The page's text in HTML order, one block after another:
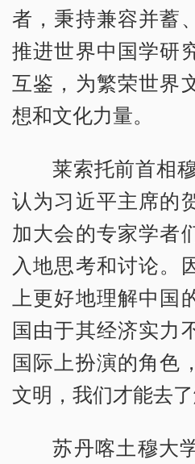
者，秉持兼容并蓄
推进世界中国学研
互鉴，为繁荣世界
想和文化力量。
莱索托前首相
认为习近平主席的
加大会的专家学者
入地思考和讨论。
上更好地理解中国
国由于其经济实力
国际上扮演的角色
文明，我们才能去了
苏丹喀土穆大